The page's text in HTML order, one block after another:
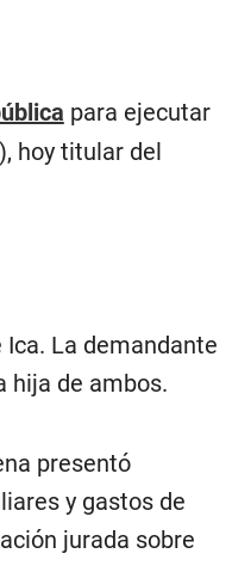
para ejecutar
hoy titular del
La demandante
hija de ambos.
presentó
y gastos de
jurada sobre